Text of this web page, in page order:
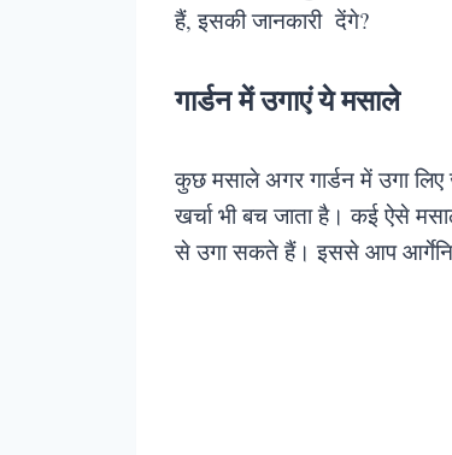
हैं, इसकी जानकारी देंगे?
गार्डन में उगाएं ये मसाले
कुछ मसाले अगर गार्डन में उगा
खर्चा भी बच जाता है। कई ऐसे
से उगा सकते हैं। इससे आप